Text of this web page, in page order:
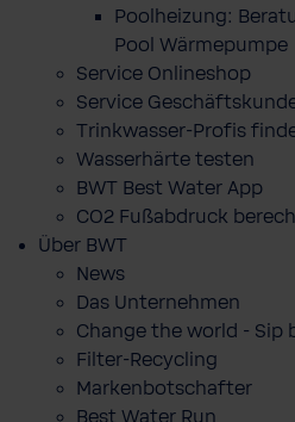
Poolheizung:
Pool Wärmepumpe
Service Onlineshop
Service
Trinkwasser-Profis
Wasserhärte testen
BWT Best Water App
CO2 Fußabdruck
Über BWT
News
Das Unternehmen
Change the world - Sip
Filter-Recycling
Markenbotschafter
Best Water Run